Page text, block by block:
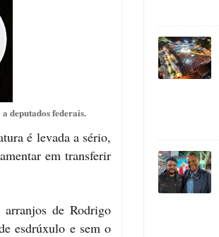
deputados federais.
é levada a sério,
em transferir
arranjos de Rodrigo
esdrúxulo e sem o